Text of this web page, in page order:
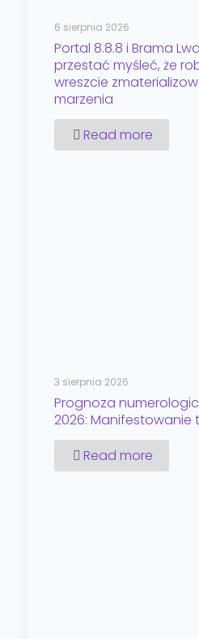
6 sierpnia 2026
Portal 8.8.8 i Brama
przestać myśleć, że
wreszcie
marzenia
Read more
3 sierpnia 2026
Prognoza
2026: Manifestowanie
Read more